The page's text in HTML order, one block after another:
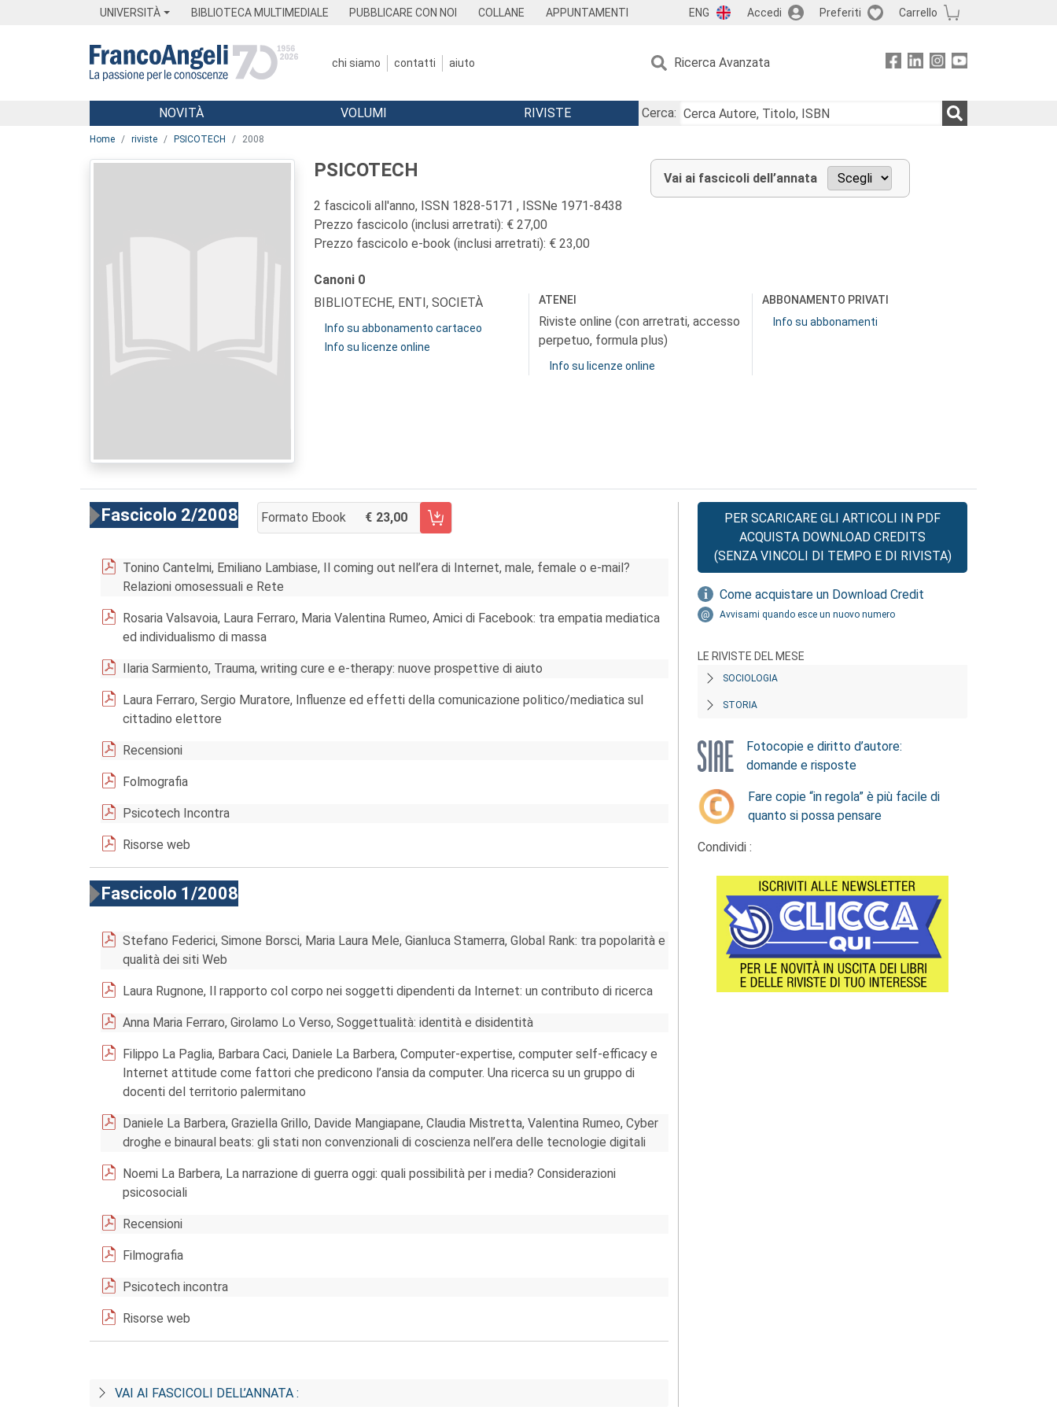
UNIVERSITÀ BIBLIOTECA MULTIMEDIALE PUBBLICARE CON NOI COLLANE APPUNTAMENTI ENG Accedi Preferiti Carrello
chi siamo contatti aiuto Ricerca Avanzata
Menu
NOVITÀ VOLUMI RIVISTE
Cerca:
Home riviste PSICOTECH 2008
PSICOTECH
2 fascicoli all'anno, ISSN 1828-5171 , ISSNe 1971-8438
Prezzo fascicolo (inclusi arretrati): € 27,00
Prezzo fascicolo e-book (inclusi arretrati): € 23,00
Vai ai fascicoli dell’annata
Canoni 0
BIBLIOTECHE, ENTI, SOCIETÀ
Info su abbonamento cartaceo
Info su licenze online
ATENEI
Riviste online (con arretrati, accesso
perpetuo, formula plus)
Info su licenze online
ABBONAMENTO PRIVATI
Info su abbonamenti
Fascicolo 2/2008 Formato Ebook 23,00
AGGIUNGI AL CARRELLO FASCICOLO 2/2008
Tonino Cantelmi, Emiliano Lambiase, Il coming out nell’era di Internet, male, female o e-mail?
Relazioni omosessuali e Rete
Rosaria Valsavoia, Laura Ferraro, Maria Valentina Rumeo, Amici di Facebook: tra empatia mediatica
ed individualismo di massa
Ilaria Sarmiento, Trauma, writing cure e e-therapy: nuove prospettive di aiuto
Laura Ferraro, Sergio Muratore, Influenze ed effetti della comunicazione politico/mediatica sul
cittadino elettore
Recensioni
Folmografia
Psicotech Incontra
Risorse web
Fascicolo 1/2008
Stefano Federici, Simone Borsci, Maria Laura Mele, Gianluca Stamerra, Global Rank: tra popolarità e
qualità dei siti Web
Laura Rugnone, Il rapporto col corpo nei soggetti dipendenti da Internet: un contributo di ricerca
Anna Maria Ferraro, Girolamo Lo Verso, Soggettualità: identità e disidentità
Filippo La Paglia, Barbara Caci, Daniele La Barbera, Computer-expertise, computer self-efficacy e
Internet attitude come fattori che predicono l’ansia da computer. Una ricerca su un gruppo di
docenti del territorio palermitano
Daniele La Barbera, Graziella Grillo, Davide Mangiapane, Claudia Mistretta, Valentina Rumeo, Cyber
droghe e binaural beats: gli stati non convenzionali di coscienza nell’era delle tecnologie digitali
Noemi La Barbera, La narrazione di guerra oggi: quali possibilità per i media? Considerazioni
psicosociali
Recensioni
Filmografia
Psicotech incontra
Risorse web
VAI AI FASCICOLI DELL’ANNATA :
PER SCARICARE GLI ARTICOLI IN PDF
ACQUISTA DOWNLOAD CREDITS
(SENZA VINCOLI DI TEMPO E DI RIVISTA)
Come acquistare un Download Credit
Avvisami quando esce un nuovo numero
LE RIVISTE DEL MESE
SOCIOLOGIA
STORIA
Fotocopie e diritto d’autore:
domande e risposte
Fare copie “in regola” è più facile di
quanto si possa pensare
Condividi :